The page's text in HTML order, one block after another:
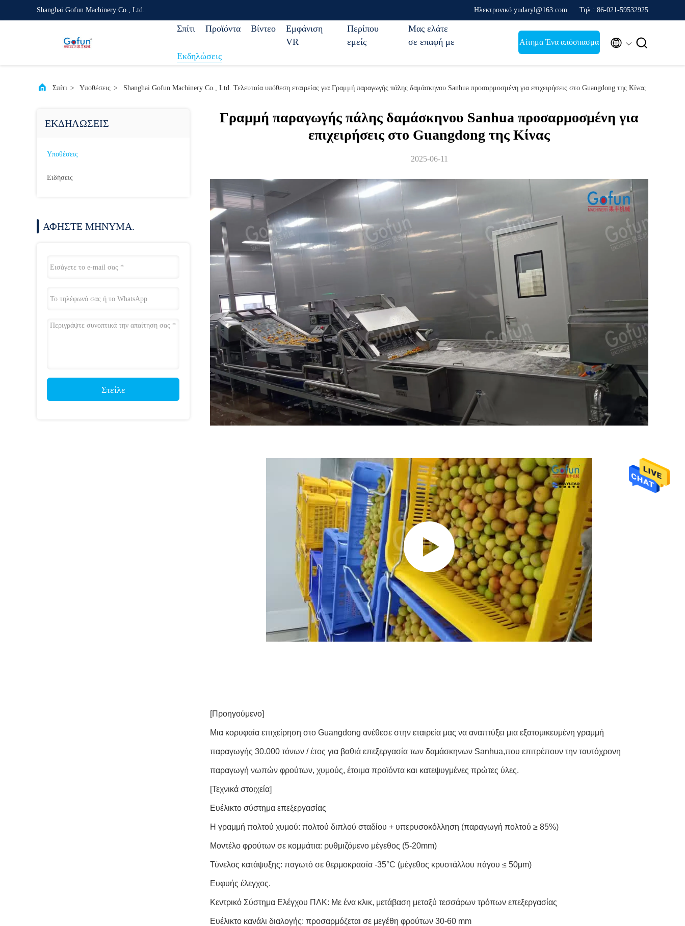
Shanghai Gofun Machinery Co., Ltd. Ηλεκτρονικό yudaryl@163.com Τηλ.: 86-021-59532925
Σπίτι Προϊόντα Βίντεο
Εμφάνιση
VR
Περίπου
εμείς
Μας ελάτε
σε επαφή με
Εκδηλώσεις
Αίτημα Ένα απόσπασμα  
Σπίτι > Υποθέσεις > Shanghai Gofun Machinery Co., Ltd. Τελευταία υπόθεση εταιρείας για Γραμμή παραγωγής πάλης δαμάσκηνου Sanhua προσαρμοσμένη για επιχειρήσεις στο Guangdong της Κίνας
ΕΚΔΗΛΏΣΕΙΣ
Υποθέσεις
Ειδήσεις
ΑΦΉΣΤΕ ΜΉΝΥΜΑ.
Στείλε
Γραμμή παραγωγής πάλης δαμάσκηνου Sanhua προσαρμοσμένη για
επιχειρήσεις στο Guangdong της Κίνας
2025-06-11
[Προηγούμενο]
Μια κορυφαία επιχείρηση στο Guangdong ανέθεσε στην εταιρεία μας να αναπτύξει μια εξατομικευμένη γραμμή
παραγωγής 30.000 τόνων / έτος για βαθιά επεξεργασία των δαμάσκηνων Sanhua,που επιτρέπουν την ταυτόχρονη
παραγωγή νωπών φρούτων, χυμούς, έτοιμα προϊόντα και κατεψυγμένες πρώτες ύλες.
[Τεχνικά στοιχεία]
Ευέλικτο σύστημα επεξεργασίας
Η γραμμή πολτού χυμού: πολτού διπλού σταδίου + υπερυσοκόλληση (παραγωγή πολτού ≥ 85%)
Μοντέλο φρούτων σε κομμάτια: ρυθμιζόμενο μέγεθος (5-20mm)
Τύνελος κατάψυξης: παγωτό σε θερμοκρασία -35°C (μέγεθος κρυστάλλου πάγου ≤ 50μm)
Ευφυής έλεγχος.
Κεντρικό Σύστημα Ελέγχου ΠΛΚ: Με ένα κλικ, μετάβαση μεταξύ τεσσάρων τρόπων επεξεργασίας
Ευέλικτο κανάλι διαλογής: προσαρμόζεται σε μεγέθη φρούτων 30-60 mm